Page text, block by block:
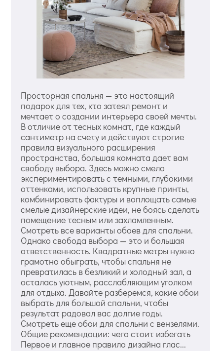
Просторная спальня — это настоящий
подарок для тех, кто затеял ремонт и
мечтает о создании интерьера своей мечты.
В отличие от тесных комнат, где каждый
сантиметр на счету и действуют строгие
правила визуального расширения
пространства, большая комната дает вам
свободу выбора. Здесь можно смело
экспериментировать с темными, глубокими
оттенками, использовать крупные принты,
комбинировать фактуры и воплощать самые
смелые дизайнерские идеи, не боясь сделать
помещение тесным или захламленным.
Смотреть все варианты обоев для спальни.
Однако свобода выбора — это и большая
ответственность. Квадратные метры нужно
грамотно обыграть, чтобы спальня не
превратилась в безликий и холодный зал, а
осталась уютным, расслабляющим уголком
для отдыха. Давайте разберемся, какие обои
выбрать для большой спальни, чтобы
результат радовал вас долгие годы.
Смотреть еще обои для спальни с вензелями.
Общие рекомендации: чего стоит избегать
Первое и главное правило дизайна глас...